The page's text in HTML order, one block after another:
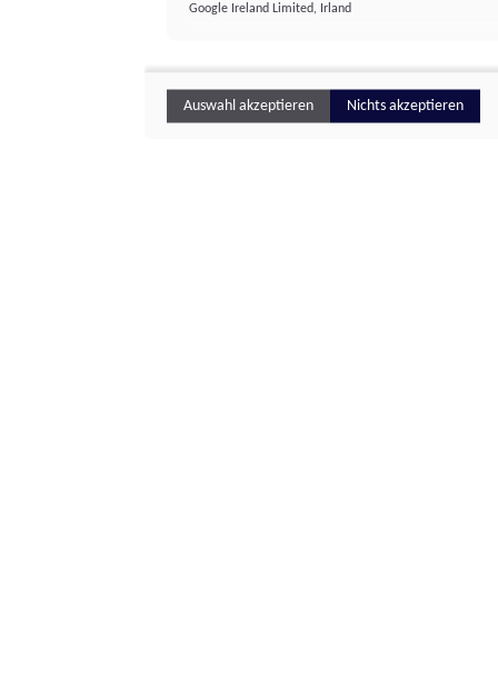
Google Ireland Limited, Irland
Auswahl akzeptieren Nichts akzeptieren